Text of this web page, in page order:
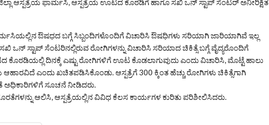
ಆಸ್ಪತ್ರೆಯ ಫಾರ್ಮಸಿ, ಆಸ್ಪತ್ರೆಯ ಊಟದ ಕೊಠಡಿಗೆ ಹಾಗೂ ಸಖಿ ಒನ್ ಸ್ಟಾಪ್ ಸೆಂಟರ್ ಅನೀರಿಕ್ಷಿತ
ಔಷಧದ ಬಗ್ಗೆ ಸಿಬ್ಬಂದಿಗಳೊಂದಿಗೆ ವಿಚಾರಿಸಿ ಔಷಧಿಗಳು ಸರಿಯಾಗಿ ಜಾರಿಯಾಗಿವೆ ಇಲ್ಲ
ಒನ್ ಸ್ಟಾಪ್ ಸೆಂಟರಿನಲ್ಲಿರುವ ರೋಗಿಗಳನ್ನು ವಿಚಾರಿಸಿ ಸರಿಯಾದ ಚಿಕಿತ್ಸೆ ಬಗ್ಗೆ ವೈದ್ಯರೊಂದಿಗೆ
ದಿನಕ್ಕೆ ಎಷ್ಟು ರೋಗಿಗಳಿಗೆ ಊಟ ಕೊಡಲಾಗುವುದು ಎಂದು ವಿಚಾರಿಸಿ, ಮೊಟ್ಟೆ ಹಾಲು
ಆಹಾರವಿದೆ ಎಂದು ಖಚಿತಪಡಿಸಿಕೊಂಡು. ಆಸ್ಪತ್ರೆಗೆ 300 ಕ್ಕಿಂತ ಹೆಚ್ಚು ರೋಗಿಗಳು ಚಿಕಿತ್ಸೆಗಾಗಿ
ಅಧಿಕಾರಿಗಳಿಗೆ ಸೂಚನೆ ನೀಡಿದರು.
ಆಲಿಸಿ, ಆಸ್ಪತ್ರೆಯಲ್ಲಿನ ವಿವಿಧ ಕೆಲಸ ಕಾರ್ಯಗಳ ಕುರಿತು ಪರಿಶೀಲಿಸಿದರು.